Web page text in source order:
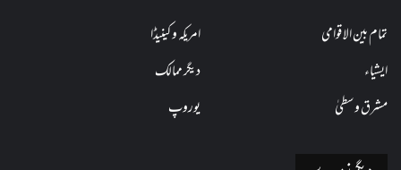
تمام بین الاقوامی
امریکہ و کینیڈا
ایشیاء
دیگر ممالک
مشرق وسطیٰ
یوروپ